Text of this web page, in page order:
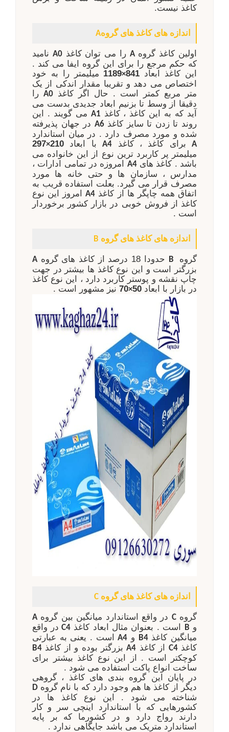
کاغذ نیست.
اندازه های کاغذ های گروهA
اولین کاغذ گروهA را می توان کاغذA0 نامید
که حکم مرجع را برای این گروه ایفا می کند .
این کاغذ ابعاد 841
×
1189 میلیمتر را به خود
اختصاص می دهد و تقریبا مقدار اندکی از یک
متر مربع کمتر است . حال اگر کاغذ A0 را
دقیقا از وسط تا بزنیم ابعاد جدیدی بدست می
آید که به این کاغذ ، کاغذ A1 می گویند . این
روند تا زدن تا سایز کاغذA6 در جهان پذیرفته
شده و مورد مصرف دارد . در میان استاندارد
A برای کاغذ ، کاغذ A4با ابعاد 210
×
297
میلیمتر پر کاربرد ترین نوع از این خانواده می
باشد . کاغذ هایA4
امروزه در تمامی ادارات ،
مدارس ، سازمان ها و حتی خانه ها مورد
مصرف قرار می گیرد. بعلت استفاده قریب به
اتفاق همه چاپگر ها از کاغذ A4امروز این نوع
کاغذ از فروش خوبی در بازار کشور برخوردار
است .
اندازه های کاغذ های گروه B
گروه B حدودا 18 درصد از کاغذ های گروه A
بزرگتر است و این نوع کاغذ ها بیشتر در جهت
چاپ نقشه و پوستر کاربرد دارد ، این نوع کاغذ
در بازار با ابعاد 50
×
70 نیز مشهور است .
اندازه های کاغذ های گروه C
گروهC در واقع استاندارد میانگین بین گروهA
و B است . بعنوان مثال ابعاد کاغذC4 در واقع
میانگین کاغذB4 و A4است . یعنی به عبارتی
کاغذC4 از کاغذ A4بزرگتر بوده و از کاغذ B4
کوچکتر است . از این نوع کاغذ بیشتر برای
ساخت انواع پاکت استفاده می شود .
در پایان این گروه بندی های کاغذ ، گروهی
دیگر از کاغذ ها هم وجود دارد که با نام گروه D
شناخته می شود . این نوع کاغذ ها در
کشورهایی که با استاندارد اینچی سر و کار
دارند رواج دارد و در کشورما که بر پایه
استاندارد متریک می باشد جایگاهی ندارد .